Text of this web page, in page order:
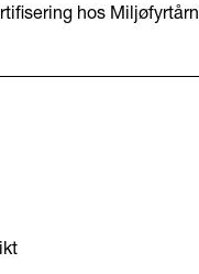
hos Miljøfyrtårn